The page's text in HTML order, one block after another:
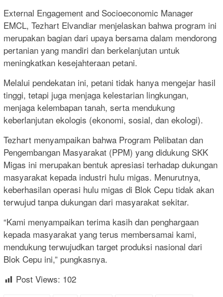
External Engagement and Socioeconomic Manager
EMCL, Tezhart Elvandiar menjelaskan bahwa program ini
merupakan bagian dari upaya bersama dalam mendorong
pertanian yang mandiri dan berkelanjutan untuk
meningkatkan kesejahteraan petani.
Melalui pendekatan ini, petani tidak hanya mengejar hasil
tinggi, tetapi juga menjaga kelestarian lingkungan,
menjaga kelembapan tanah, serta mendukung
keberlanjutan ekologis (ekonomi, sosial, dan ekologi).
Tezhart menyampaikan bahwa Program Pelibatan dan
Pengembangan Masyarakat (PPM) yang didukung SKK
Migas ini merupakan bentuk apresiasi terhadap dukungan
masyarakat kepada industri hulu migas. Menurutnya,
keberhasilan operasi hulu migas di Blok Cepu tidak akan
terwujud tanpa dukungan dari masyarakat sekitar.
“Kami menyampaikan terima kasih dan penghargaan
kepada masyarakat yang terus membersamai kami,
mendukung terwujudkan target produksi nasional dari
Blok Cepu ini,” pungkasnya.
Post Views: 102